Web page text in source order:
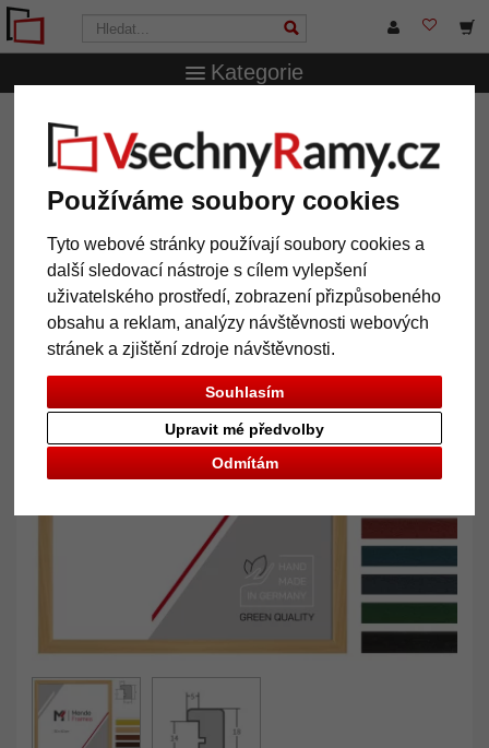
Používáme soubory cookies
Tyto webové stránky používají soubory cookies a
další sledovací nástroje s cílem vylepšení
uživatelského prostředí, zobrazení přizpůsobeného
obsahu a reklam, analýzy návštěvnosti webových
stránek a zjištění zdroje návštěvnosti.
Souhlasím
Odmítám
Upravit mé předvolby
Kategorie
VsechnRamy.cz
Dřevěný rám Macmac na míru
Dřevěný rám Macmac na míru